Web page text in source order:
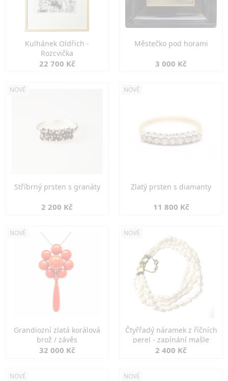
Kulhánek Oldřich -
Rozcvička
22 700 Kč
Městečko pod horami
3 000 Kč
NOVÉ
Stříbrný prsten s granáty
2 200 Kč
NOVÉ
Zlatý prsten s diamanty
11 800 Kč
NOVÉ
Grandiozní zlatá korálová
brož / závěs
32 000 Kč
NOVÉ
Čtyřřadý náramek z říčních
perel - zapínání mašle
2 400 Kč
NOVÉ NOVÉ